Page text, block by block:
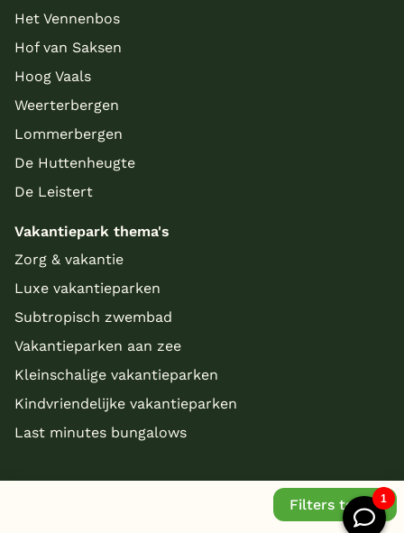
Filters tonen
Het Vennenbos
Hof van Saksen
Hoog Vaals
Weerterbergen
Lommerbergen
De Huttenheugte
De Leistert
Vakantiepark thema's
Zorg & vakantie
Luxe vakantieparken
Subtropisch zwembad
Vakantieparken aan zee
Kleinschalige vakantieparken
Kindvriendelijke vakantieparken
Last minutes bungalows
© Copyright 2026 - bungalowparkoverzicht.nl